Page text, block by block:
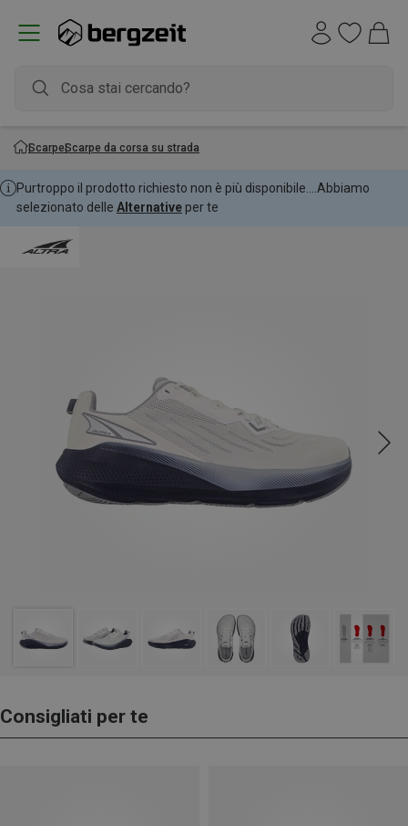
ScarpeScarpe da corsa su strada
Purtroppo il prodotto richiesto non è più disponibile.... Abbiamo
selezionato delle Alternative per te
Consigliati per te